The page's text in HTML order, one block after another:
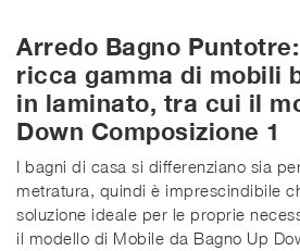
Arredo Bagno
ricca gamma di mobili
in laminato, tra cui il
Down Composizione 1
I bagni di casa si differenziano sia
metratura, quindi è imprescindibile
soluzione ideale per le proprie
il modello di Mobile da Bagno Up